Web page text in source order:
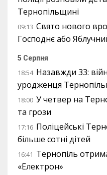
Тернопільщині
09:13 Свято нового
Господнє або
5 Серпня
18:54 Назавжди 33:
уродженця
18:00 У четвер на
та грози
17:16 Поліцейські
більше сотні дітей
16:41 Тернопіль
«Електрон»